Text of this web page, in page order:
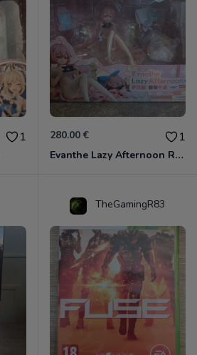
1 280.00 € 1
Evanthe Lazy Afternoon Red Pride of Eden
TheGamingR83